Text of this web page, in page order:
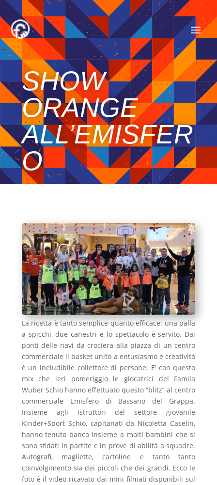
SHOW
ORANGE
ALL’EMISFER
O
La ricetta è tanto semplice quanto efficace: una palla
a spicchi, due canestri e lo spettacolo è servito. Dai
ponti delle navi da crociera alla piazza di un centro
commerciale il basket unito a entusiasmo e creatività
è un ineludibile collettore di persone. E’ con questo
mix che ieri pomeriggio le giocatrici del Famila
Wuber Schio hanno effettuato questo “blitz” al centro
commerciale Emisfero di Bassano del Grappa.
Insieme agli istruttori del settore giovanile
Kinder+Sport Schio, capitanati da Nicoletta Caselin,
hanno tenuto banco insieme a molti bambini che si
sono sfidati in partite e in prove di abilità a squadre.
Autografi, magliette, cartoline e tanto tanto
coinvolgimento sia dei piccoli che dei grandi. Ecco le
foto è il video ricavato dai mini filmati disponibili sul